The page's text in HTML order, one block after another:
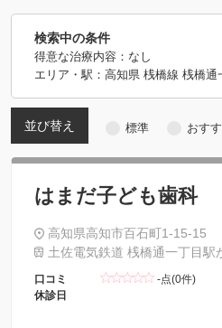
検索中の条件
得意な治療内容：なし
エリア・駅：高知県 桟橋線 桟橋通
並び替え 標準 おす
はまだ子ども歯科
高知県高知市百石町1-15-15
土佐電気鉄道 桟橋通一丁目駅
口コミ
-点(0件)
休診日